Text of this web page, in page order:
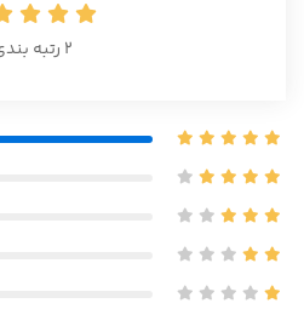
2 رتبه